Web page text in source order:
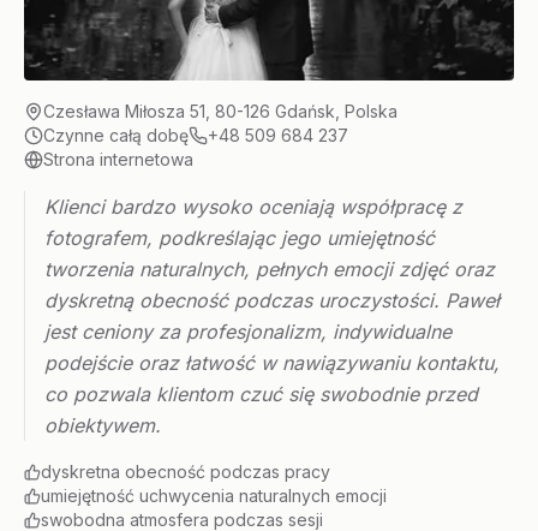
Czesława Miłosza 51, 80-126 Gdańsk, Polska
Czynne całą dobę
+48 509 684 237
Strona internetowa
Klienci bardzo wysoko oceniają współpracę z
fotografem, podkreślając jego umiejętność
tworzenia naturalnych, pełnych emocji zdjęć oraz
dyskretną obecność podczas uroczystości. Paweł
jest ceniony za profesjonalizm, indywidualne
podejście oraz łatwość w nawiązywaniu kontaktu,
co pozwala klientom czuć się swobodnie przed
obiektywem.
dyskretna obecność podczas pracy
umiejętność uchwycenia naturalnych emocji
swobodna atmosfera podczas sesji